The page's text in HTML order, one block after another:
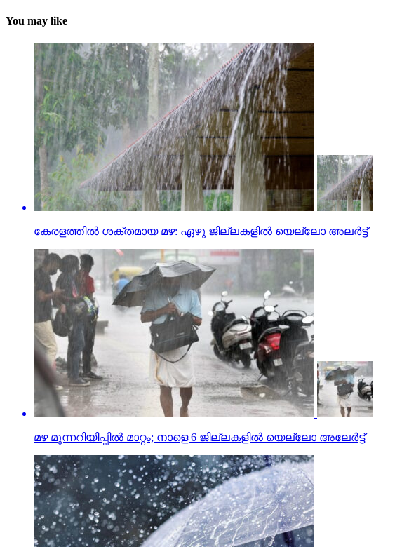
You may like
കേരളത്തില്‍ ശക്തമായ മഴ: ഏഴു ജില്ലകളില്‍ യെല്ലോ അലര്‍ട്ട്
മഴ മുന്നറിയിപ്പില്‍ മാറ്റം; നാളെ 6 ജില്ലകളില്‍ യെല്ലോ അലേര്‍ട്ട്